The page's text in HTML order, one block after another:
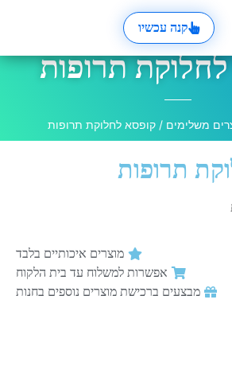
קנה עכשיו
תרופות
משלימים / קופסא לחלוקת תרופות
תרופות
מוצרים איכותיים בלבד
אפשרות למשלוח עד בית הלקוח
מבצעים ברכישת מוצרים נוספים בחנות